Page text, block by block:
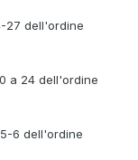
20 a 24
6 dell'ordine
27 dell'ordine
a 24 dell'ordine
6 dell'ordine